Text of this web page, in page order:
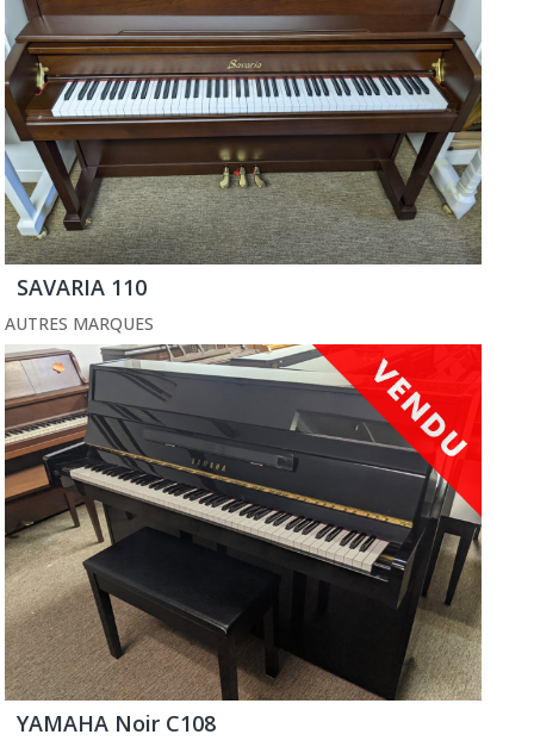
SAVARIA 110
AUTRES MARQUES
YAMAHA Noir C108